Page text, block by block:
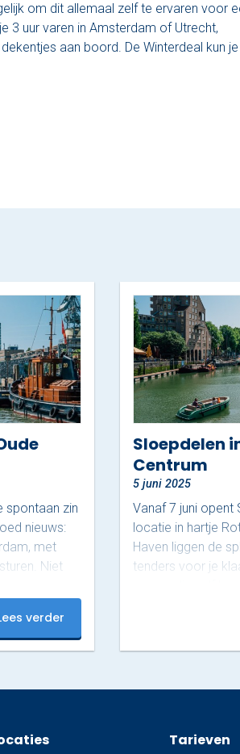
om dit allemaal zelf te ervaren voor
3 uur varen in Amsterdam of Utrecht,
aan boord. De Winterdeal kun
spontaan zin
nieuws:
met
Niet
Oude
Ontdek
Oude
verder
Sloepdelen
Centrum
5 juni 2025
Vanaf 7 juni opent
locatie in hartje
Haven liggen de
tenders voor je
tocht met
een originele
deze boten
Tarieven